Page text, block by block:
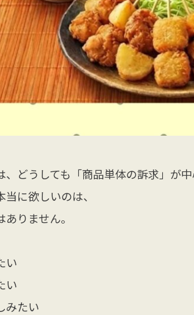
どうしても「商品単体の訴求」が中
に欲しいのは、
りません。
い
い
みたい